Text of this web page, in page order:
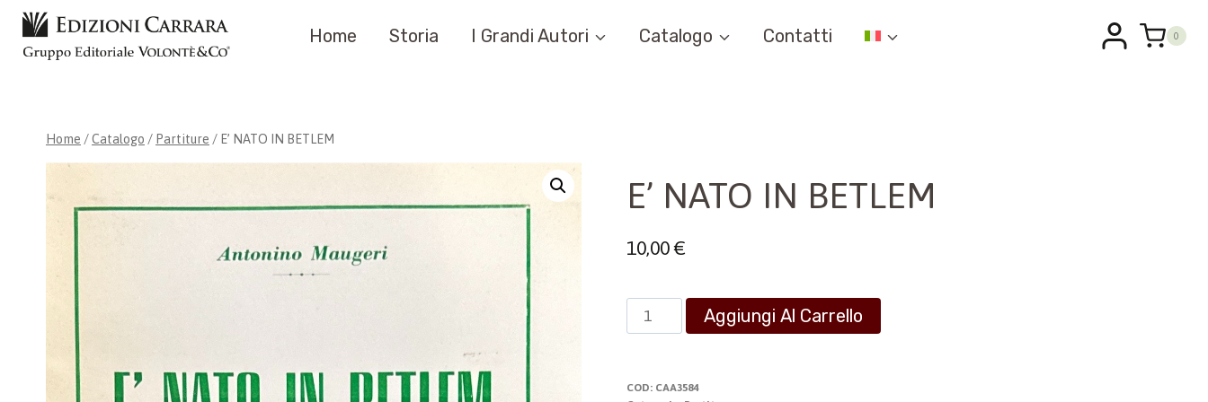
Salta
contenuto
Home Storia I Grandi Autori Catalogo Contatti 0
Home /Catalogo / Partiture / E’ NATO IN BETLEM
E’ NATO IN BETLEM
10,00€
NATO
BETLEM
Aggiungi Al Carrello
COD: CAA3584